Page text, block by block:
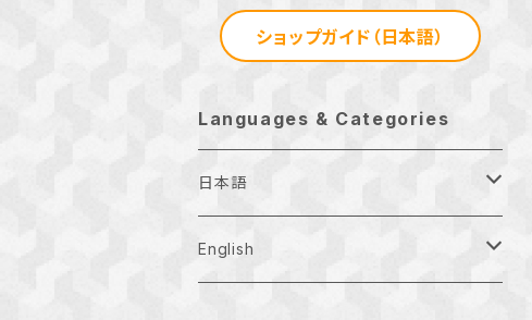
ショップガイド（日本語）
Languages & Categories
日本語
月刊お正月
English